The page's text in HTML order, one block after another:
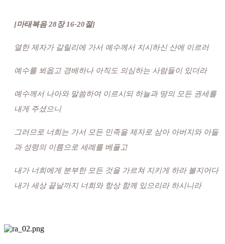
[마태복음 28장 16-20절]
열한 제자가 갈릴리에 가서 예수께서 지시하신 산에 이르러
예수를 뵈옵고 경배하나 아직도 의심하는 사람들이 있더라
예수께서 나아와 말씀하여 이르시되 하늘과 땅의 모든 권세를
내게 주셨으니
그러므로 너희는 가서 모든 민족을 제자로 삼아 아버지와 아들
과 성령의 이름으로 세례를 베풀고
내가 너희에게 분부한 모든 것을 가르쳐 지키게 하라 볼지어다
내가 세상 끝날까지 너희와 항상 함께 있으리라 하시니라